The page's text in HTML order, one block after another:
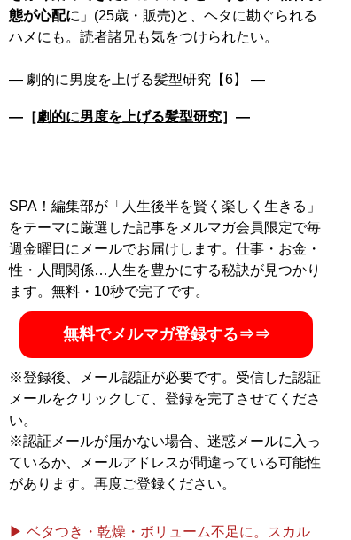
態が心配に 」(25歳・販売)と、ヘタに勘ぐられる
ハメにも。読者諸兄も気をつけられたい。
―［劇的に男度を上げる髪型研究］―
SPA！編集部が「人生後半を賢く楽しく生きる」
をテーマに厳選した記事をメルマガ会員限定で毎
週金曜日にメールでお届けします。仕事・お金・
性・人間関係…人生を豊かにする秘訣が見つかり
ます。無料・10秒で完了です。
無料でメルマガ登録する⇒⇒
※登録後、メール認証が必要です。受信した認証
メールをクリックして、登録を完了させてくださ
い。
※認証メールが届かない場合、迷惑メールに入っ
ているか、メールアドレスが間違っている可能性
があります。再度ご登録ください。
▶ ベタつき・乾燥・ボリューム不足に。スカル